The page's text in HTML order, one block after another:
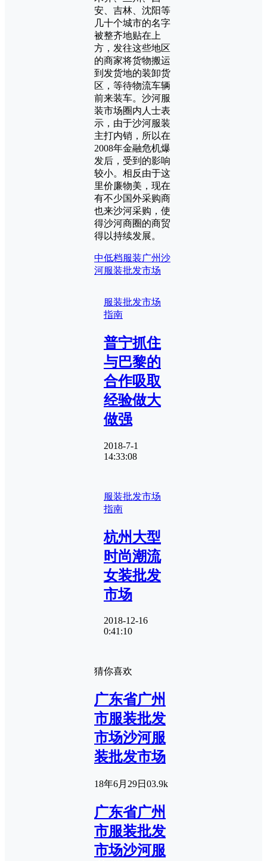
安、吉林、沈阳等
几十个城市的名字
被整齐地贴在上
方，发往这些地区
的商家将货物搬运
到发货地的装卸货
区，等待物流车辆
前来装车。沙河服
装市场圈内人士表
示，由于沙河服装
主打内销，所以在
2008年金融危机爆
发后，受到的影响
较小。相反由于这
里价廉物美，现在
有不少国外采购商
也来沙河采购，使
得沙河商圈的商贸
得以持续发展。
中低档服装广州沙
河服装批发市场
服装批发市场
指南
普宁抓住
与巴黎的
合作吸取
经验做大
做强
2018-7-1
14:33:08
服装批发市场
指南
杭州大型
时尚潮流
女装批发
市场
2018-12-16
0:41:10
猜你喜欢
广东省广州
市服装批发
市场沙河服
装批发市场
18年6月29日 03.9k
广东省广州
市服装批发
市场沙河服